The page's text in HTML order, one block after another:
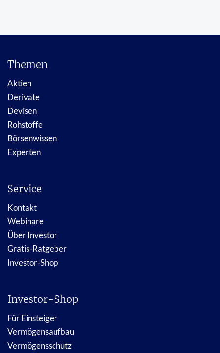
Themen
Aktien
Derivate
Devisen
Rohstoffe
Börsenwissen
Experten
Service
Kontakt
Webinare
Über Investor
Gratis-Ratgeber
Investor-Shop
Investor-Shop
Für Einsteiger
Vermögensaufbau
Vermögensschutz